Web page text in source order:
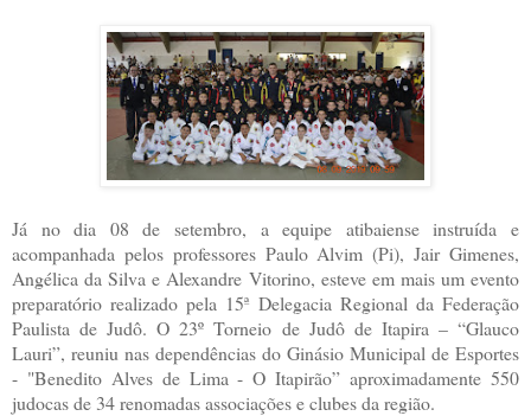
Já no dia 08 de setembro, a equipe atibaiense instruída e
acompanhada pelos professores Paulo Alvim (Pi), Jair Gimenes,
Angélica da Silva e Alexandre Vitorino, esteve em mais um evento
preparatório realizado pela 15ª Delegacia Regional da Federação
Paulista de Judô. O 23º Torneio de Judô de Itapira – “Glauco
Lauri”, reuniu nas dependências do Ginásio Municipal de Esportes
- "Benedito Alves de Lima - O Itapirão” aproximadamente 550
judocas de 34 renomadas associações e clubes da região.